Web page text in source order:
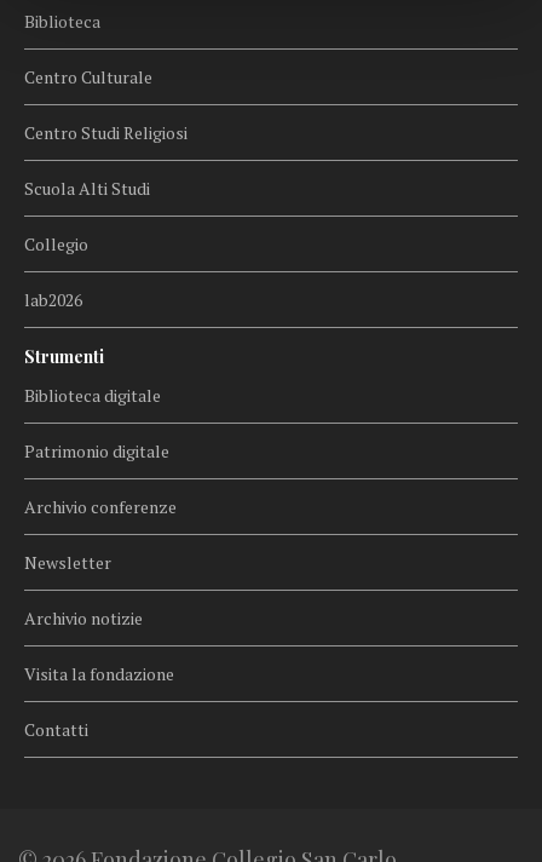
Biblioteca
Centro Culturale
Centro Studi Religiosi
Scuola Alti Studi
Collegio
lab2026
Strumenti
Biblioteca digitale
Patrimonio digitale
Archivio conferenze
Newsletter
Archivio notizie
Visita la fondazione
Contatti